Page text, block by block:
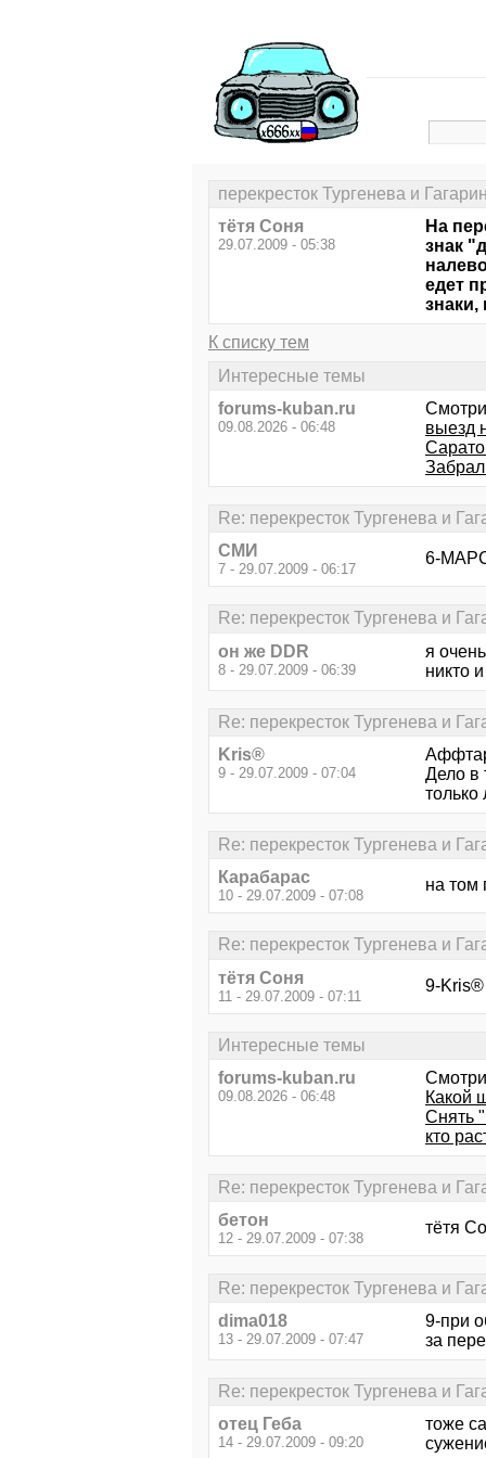
перекресток Тургенева и
тётя Соня
29.07.2009 - 05:38
На
знак
едет
знаки,
К списку тем
Интересные темы
forums-kuban.ru
09.08.2026 - 06:48
выезд
Re: перекресток Тургенева и
СМИ
7 - 29.07.2009 - 06:17
6-МАРС
Re: перекресток Тургенева и
он же DDR
8 - 29.07.2009 - 06:39
я
никто
Re: перекресток Тургенева и
Kris®
9 - 29.07.2009 - 07:04
Дело в
только
Re: перекресток Тургенева и
Карабарас
10 - 29.07.2009 - 07:08
на том
Re: перекресток Тургенева и
тётя Соня
11 - 29.07.2009 - 07:11
9-Kris®
Интересные темы
forums-kuban.ru
09.08.2026 - 06:48
Какой
Снять
кто
Re: перекресток Тургенева и
бетон
12 - 29.07.2009 - 07:38
тётя
Re: перекресток Тургенева и
dima018
13 - 29.07.2009 - 07:47
9-при
за
Re: перекресток Тургенева и
отец Геба
14 - 29.07.2009 - 09:20
тоже